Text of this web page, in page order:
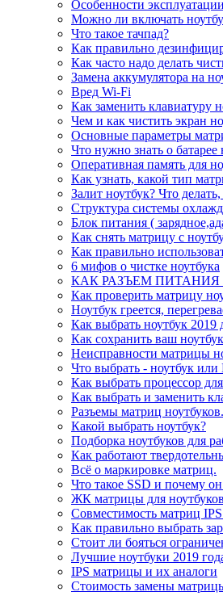
Особенности
Можно ли включать
Что такое тачпад?
Как правильно
Как часто надо делать
Замена аккумулятора на
Вред Wi-Fi
Как заменить клавиатуру
Чем и как чистить экран
Основные параметры
Что нужно знать о батарее
Оперативная память для
Как узнать, какой тип
Залит ноутбук? Что
Структура системы
Блок питания (
Как снять матрицу с
Как правильно
6 мифов о чистке ноутбука
КАК РАЗЪЕМ
Как проверить матрицу
Ноутбук греется,
Как выбрать ноутбук 2019
Как сохранить ваш
Неисправности матрицы
Что выбрать - ноутбук
Как выбрать процессор
Как выбрать и заменить
Разъемы матриц ноутбуков.
Какой выбрать ноутбук?
Подборка ноутбуков для
Как работают
Всё о маркировке матриц.
Что такое SSD и почему
ЖК матрицы для
Совместимость матриц
Как правильно выбрать
Стоит ли бояться
Лучшие ноутбуки 2019
IPS матрицы и их аналоги
Стоимость замены